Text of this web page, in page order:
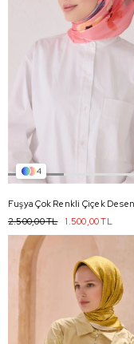
4
1.500,00 TL
2.500,00 TL